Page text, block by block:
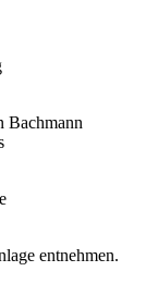
entnehmen.